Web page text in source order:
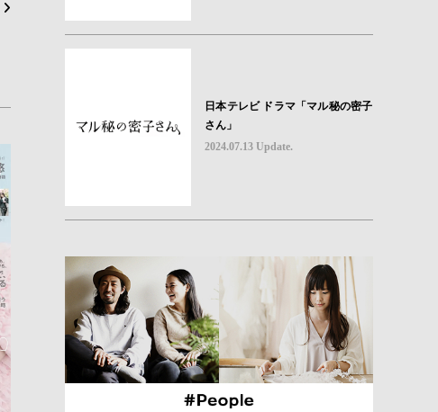
日本テレビ ドラマ「マル秘の密子
さん」
2024.07.13 Update.